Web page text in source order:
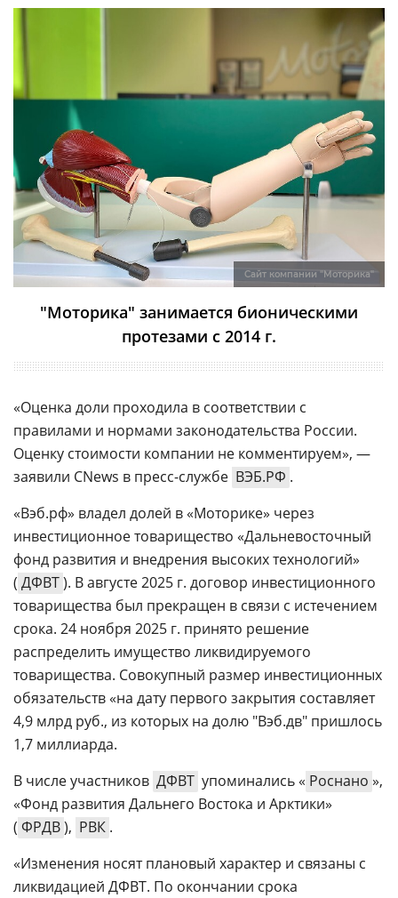
Сайт компании "Моторика"
"Моторика" занимается бионическими
протезами с 2014 г.
«Оценка доли проходила в соответствии с
правилами и нормами законодательства России.
Оценку стоимости компании не комментируем», —
заявили CNews в пресс-службе ВЭБ.РФ .
«Вэб.рф» владел долей в «Моторике» через
инвестиционное товарищество «Дальневосточный
фонд развития и внедрения высоких технологий»
( ДФВТ). В августе 2025 г. договор инвестиционного
товарищества был прекращен в связи с истечением
срока. 24 ноября 2025 г. принято решение
распределить имущество ликвидируемого
товарищества. Совокупный размер инвестиционных
обязательств «на дату первого закрытия составляет
4,9 млрд руб., из которых на долю "Вэб.дв" пришлось
1,7 миллиарда.
В числе участников ДФВТ упоминались « Роснано »,
«Фонд развития Дальнего Востока и Арктики»
( ФРДВ), РВК .
«Изменения носят плановый характер и связаны с
ликвидацией ДФВТ. По окончании срока